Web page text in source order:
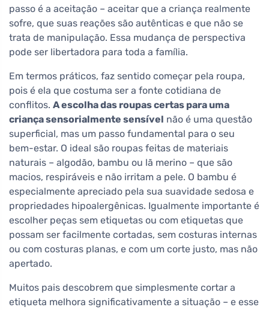
passo é a aceitação – aceitar que a criança realmente
sofre, que suas reações são autênticas e que não se
trata de manipulação. Essa mudança de perspectiva
pode ser libertadora para toda a família.
Em termos práticos, faz sentido começar pela roupa,
pois é ela que costuma ser a fonte cotidiana de
conflitos. A escolha das roupas certas para uma
criança sensorialmente sensível não é uma questão
superficial, mas um passo fundamental para o seu
bem-estar. O ideal são roupas feitas de materiais
naturais – algodão, bambu ou lã merino – que são
macios, respiráveis e não irritam a pele. O bambu é
especialmente apreciado pela sua suavidade sedosa e
propriedades hipoalergênicas. Igualmente importante é
escolher peças sem etiquetas ou com etiquetas que
possam ser facilmente cortadas, sem costuras internas
ou com costuras planas, e com um corte justo, mas não
apertado.
Muitos pais descobrem que simplesmente cortar a
etiqueta melhora significativamente a situação – e esse